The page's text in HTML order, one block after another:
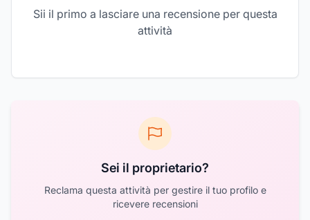
Sii il primo a lasciare una recensione per questa
attività
Sei il proprietario?
Reclama questa attività per gestire il tuo profilo e
ricevere recensioni